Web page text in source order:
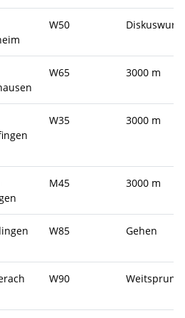
W50 Diskuswurf
W65 3000 m
W35 3000 m
M45 3000 m
W85 Gehen
W90 Weitsprung